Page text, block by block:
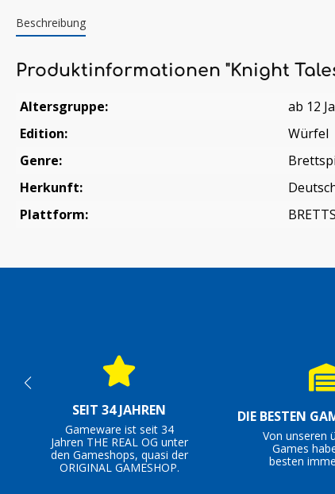
Beschreibung
Produktinformationen "Knight
Altersgruppe:
ab 12
Edition:
Würfel
Genre:
Herkunft:
Plattform:
SEIT 34 JAHREN
Gameware ist seit 34
Jahren THE REAL OG unter
den Gameshops, quasi der
ORIGINAL GAMESHOP.
DIE BESTEN
Von unseren
Games
besten